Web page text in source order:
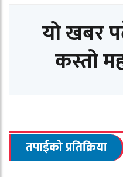
यो खबर
कस्तो
तपाईको प्रतिक्रिया